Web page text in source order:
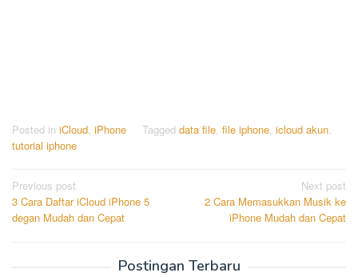
Posted in iCloud iPhone Tagged data file file iphone icloud akun
tutorial iphone
Post
navigation
Previous post
3 Cara Daftar iCloud iPhone 5
degan Mudah dan Cepat
Next post
2 Cara Memasukkan Musik ke
iPhone Mudah dan Cepat
Postingan Terbaru